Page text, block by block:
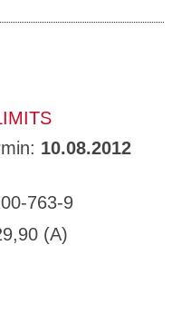
10.08.2012
763-9
(A)